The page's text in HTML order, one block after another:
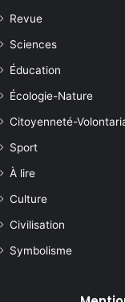
Revue
Sciences
Éducation
Écologie-Nature
Citoyenneté-
Sport
À lire
Culture
Civilisation
Symbolisme